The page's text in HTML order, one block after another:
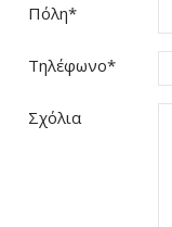
Πόλη*
Τηλέφωνο*
Σχόλια